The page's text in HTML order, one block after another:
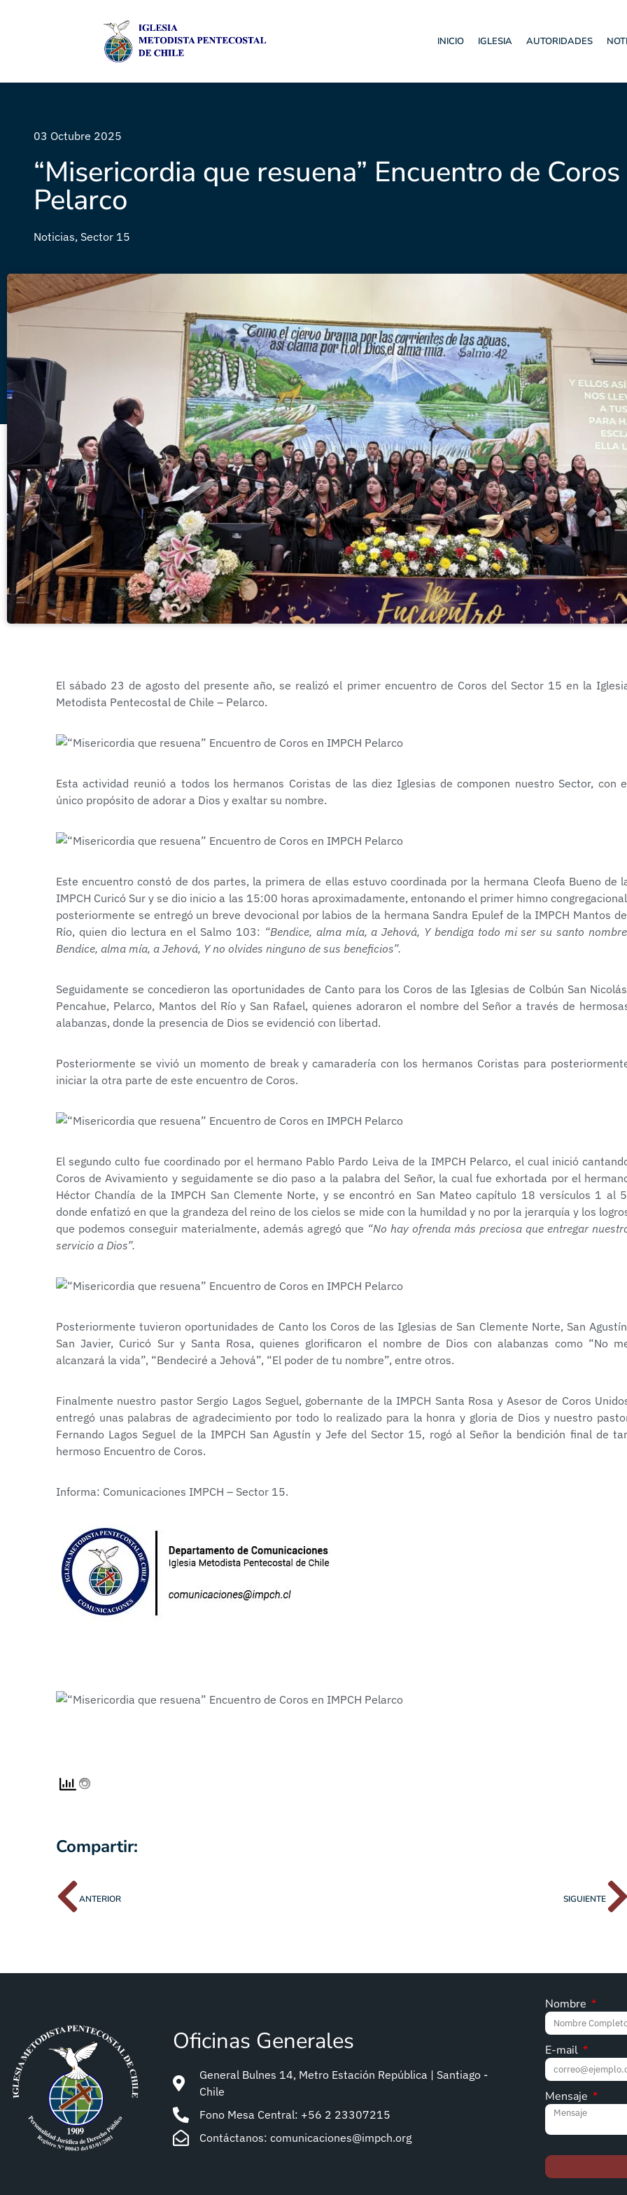
INICIO IGLESIA AUTORIDADES
03 Octubre 2025
“Misericordia que resuena” Encuentro de
Pelarco
Noticias, Sector 15
El sábado 23 de agosto del presente año, se realizó el primer encuentro de Coros del Sector 15 en la
Metodista Pentecostal de Chile – Pelarco.
Esta actividad reunió a todos los hermanos Coristas de las diez Iglesias de componen nuestro Sector, con
único propósito de adorar a Dios y exaltar su nombre.
Este encuentro constó de dos partes, la primera de ellas estuvo coordinada por la hermana Cleofa Bueno de
IMPCH Curicó Sur y se dio inicio a las 15:00 horas aproximadamente, entonando el primer himno
posteriormente se entregó un breve devocional por labios de la hermana Sandra Epulef de la IMPCH Mantos
Río, quien dio lectura en el Salmo 103: “Bendice, alma mía, a Jehová, Y bendiga todo mi ser su santo
Bendice, alma mía, a Jehová, Y no olvides ninguno de sus beneficios”.
Seguidamente se concedieron las oportunidades de Canto para los Coros de las Iglesias de Colbún San
Pencahue, Pelarco, Mantos del Río y San Rafael, quienes adoraron el nombre del Señor a través de
alabanzas, donde la presencia de Dios se evidenció con libertad.
Posteriormente se vivió un momento de break y camaradería con los hermanos Coristas para
iniciar la otra parte de este encuentro de Coros.
El segundo culto fue coordinado por el hermano Pablo Pardo Leiva de la IMPCH Pelarco, el cual inició
Coros de Avivamiento y seguidamente se dio paso a la palabra del Señor, la cual fue exhortada por el
Héctor Chandía de la IMPCH San Clemente Norte, y se encontró en San Mateo capítulo 18 versículos 1 al
donde enfatizó en que la grandeza del reino de los cielos se mide con la humildad y no por la jerarquía y los
que podemos conseguir materialmente, además agregó que “No hay ofrenda más preciosa que entregar
servicio a Dios”.
Posteriormente tuvieron oportunidades de Canto los Coros de las Iglesias de San Clemente Norte, San
San Javier, Curicó Sur y Santa Rosa, quienes glorificaron el nombre de Dios con alabanzas como “No
alcanzará la vida”, “Bendeciré a Jehová”, “El poder de tu nombre”, entre otros.
Finalmente nuestro pastor Sergio Lagos Seguel, gobernante de la IMPCH Santa Rosa y Asesor de Coros
entregó unas palabras de agradecimiento por todo lo realizado para la honra y gloria de Dios y nuestro
Fernando Lagos Seguel de la IMPCH San Agustín y Jefe del Sector 15, rogó al Señor la bendición final de
hermoso Encuentro de Coros.
Informa: Comunicaciones IMPCH – Sector 15.
Compartir:
ANTERIOR SIGUIENTE
Oficinas Generales
General Bulnes 14, Metro Estación República | Santiago -
Chile
Fono Mesa Central: +56 2 23307215
Contáctanos: comunicaciones@impch.org
Nombre
E-mail
Mensaje